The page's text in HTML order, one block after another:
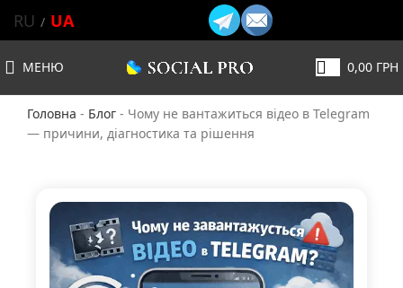
RU UA
МЕНЮ 0,00 ГРН
Головна - Блог - Чому не вантажиться відео в Telegram
— причини, діагностика та рішення